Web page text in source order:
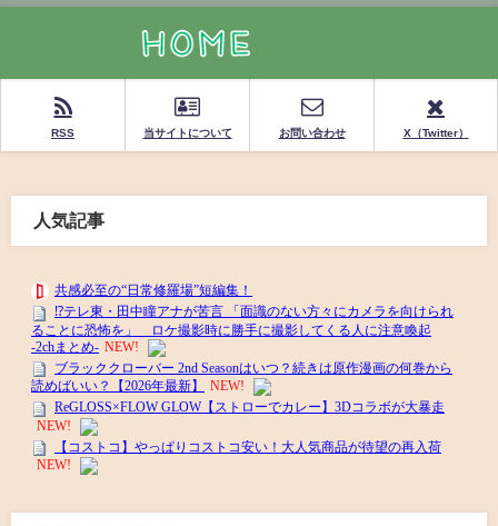
RSS 当サイトについて お問い合わせ X（Twitter）
人気記事